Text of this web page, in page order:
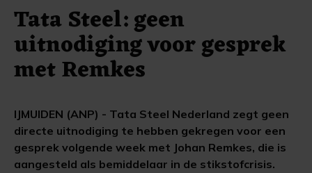
Tata Steel: geen
uitnodiging voor gesprek
met Remkes
IJMUIDEN (ANP) - Tata Steel Nederland zegt geen
directe uitnodiging te hebben gekregen voor een
gesprek volgende week met Johan Remkes, die is
aangesteld als bemiddelaar in de stikstofcrisis.